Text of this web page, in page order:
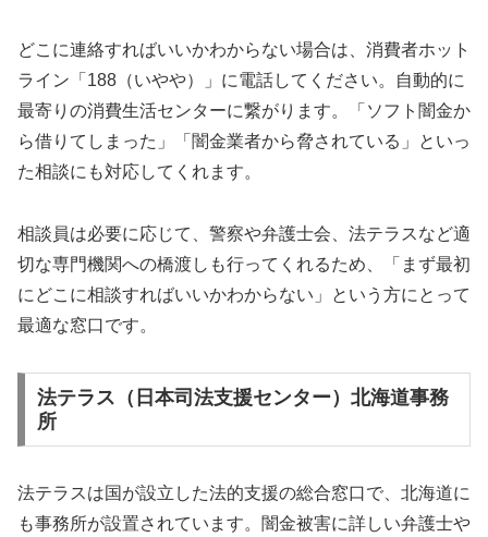
どこに連絡すればいいかわからない場合は、消費者ホット
ライン「188（いやや）」に電話してください。自動的に
最寄りの消費生活センターに繋がります。「ソフト闇金か
ら借りてしまった」「闇金業者から脅されている」といっ
た相談にも対応してくれます。
相談員は必要に応じて、警察や弁護士会、法テラスなど適
切な専門機関への橋渡しも行ってくれるため、「まず最初
にどこに相談すればいいかわからない」という方にとって
最適な窓口です。
法テラス（日本司法支援センター）北海道事務
所
法テラスは国が設立した法的支援の総合窓口で、北海道に
も事務所が設置されています。闇金被害に詳しい弁護士や